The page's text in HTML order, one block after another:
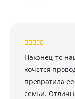
Наконец-то
хочется
превратила
семьи.